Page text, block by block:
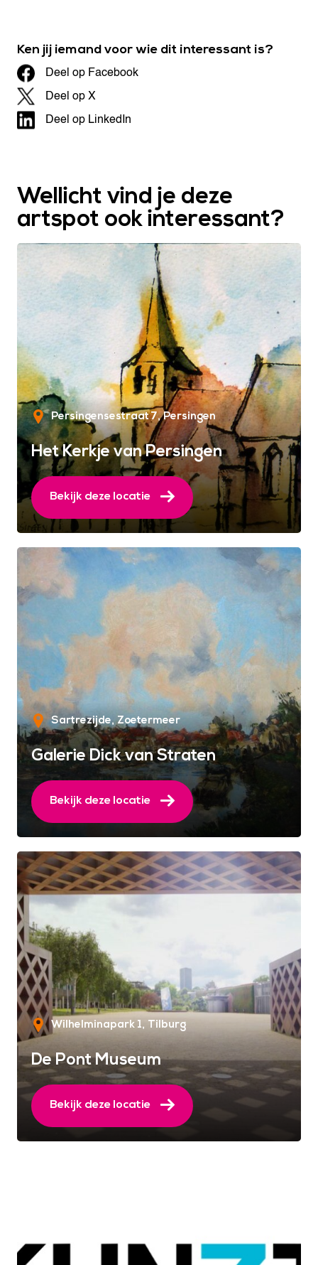
Ken jij iemand voor wie dit interessant is?
Deel op Facebook
Deel op X
Deel op LinkedIn
Wellicht vind je deze
artspot ook interessant?
Persingensestraat 7 Persingen
Het Kerkje van Persingen
Bekijk deze locatie
Sartrezijde Zoetermeer
Galerie Dick van Straten
Bekijk deze locatie
Wilhelminapark 1 Tilburg
De Pont Museum
Bekijk deze locatie